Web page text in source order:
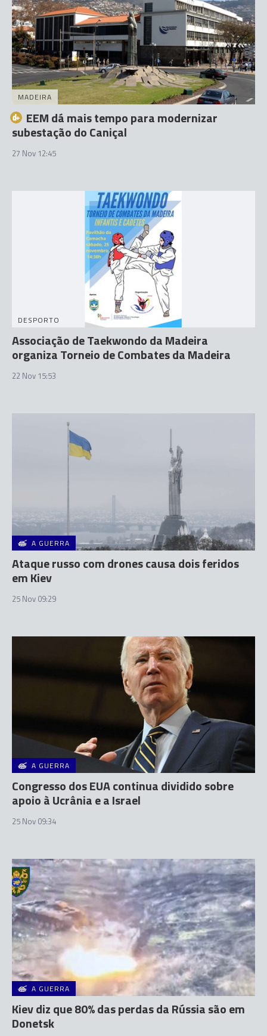
MADEIRA
EEM dá mais tempo para modernizar
subestação do Caniçal
27 Nov 12:45
DESPORTO
Associação de Taekwondo da Madeira
organiza Torneio de Combates da Madeira
22 Nov 15:53
A GUERRA
Ataque russo com drones causa dois feridos
em Kiev
25 Nov 09:29
A GUERRA
Congresso dos EUA continua dividido sobre
apoio à Ucrânia e a Israel
25 Nov 09:34
A GUERRA
Kiev diz que 80% das perdas da Rússia são em
Donetsk